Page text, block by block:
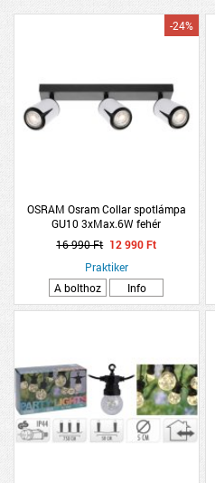
OSRAM Osram Collar spotlámpa
GU10 3xMax.6W fehér
-24%
16 990 Ft 12 990 Ft
Praktiker
A bolthoz
Info